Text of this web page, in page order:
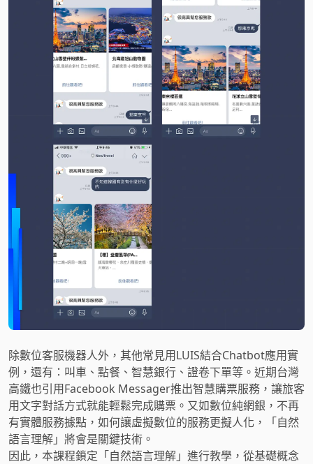
除數位客服機器人外，其他常見用LUIS結合Chatbot應用實
例，還有：叫車、點餐、智慧銀行、證卷下單等。近期台灣
高鐵也引用Facebook Messager推出智慧購票服務，讓旅客
用文字對話方式就能輕鬆完成購票。又如數位純網銀，不再
有實體服務據點，如何讓虛擬數位的服務更擬人化，「自然
語言理解」將會是關鍵技術。
因此，本課程鎖定「自然語言理解」進行教學，從基礎概念